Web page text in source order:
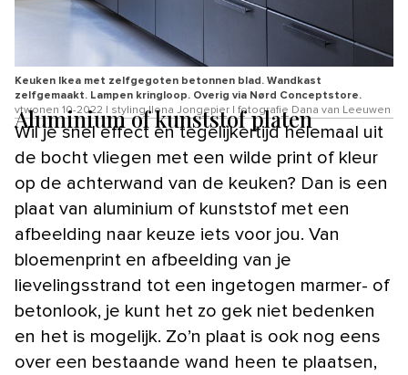
Keuken Ikea met zelfgegoten betonnen blad. Wandkast
zelfgemaakt. Lampen kringloop. Overig via Nørd Conceptstore.
vtwonen 10-2022 | styling Ilona Jongepier | fotografie Dana van Leeuwen
Aluminium of kunststof platen
Wil je snel effect en tegelijkertijd helemaal uit
de bocht vliegen met een wilde print of kleur
op de achterwand van de keuken? Dan is een
plaat van aluminium of kunststof met een
afbeelding naar keuze iets voor jou. Van
bloemenprint en afbeelding van je
lievelingsstrand tot een ingetogen marmer- of
betonlook, je kunt het zo gek niet bedenken
en het is mogelijk. Zo’n plaat is ook nog eens
over een bestaande wand heen te plaatsen,